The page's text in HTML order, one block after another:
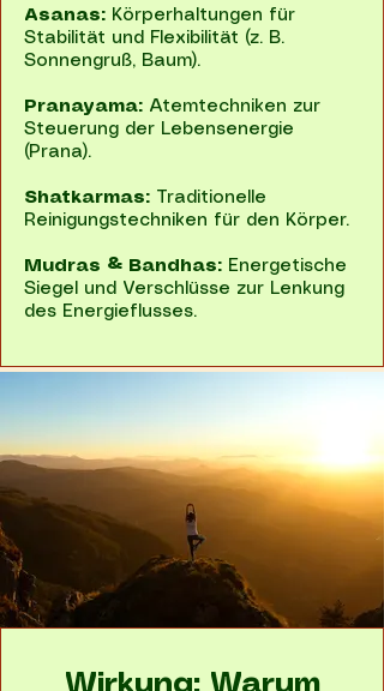
Asanas: Körperhaltungen für
Stabilität und Flexibilität (z. B.
Sonnengruß, Baum).
Pranayama: Atemtechniken zur
Steuerung der Lebensenergie
(Prana).
Shatkarmas: Traditionelle
Reinigungstechniken für den Körper.
Mudras & Bandhas: Energetische
Siegel und Verschlüsse zur Lenkung
des Energieflusses.
Wirkung: Warum